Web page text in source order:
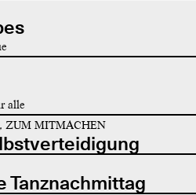
alle
ZUM MITMACHEN
Tanznachmittag